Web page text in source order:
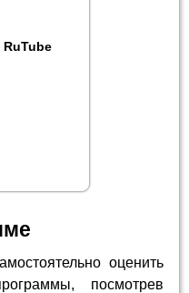
оценить
посмотрев